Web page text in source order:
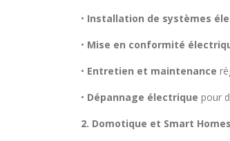
• Installation de systèmes
• Mise en conformité
• Entretien et maintenance
• Dépannage électrique pour
2. Domotique et Smart